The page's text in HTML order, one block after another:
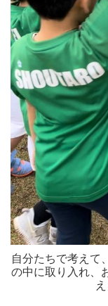
自分たちで考えて
の中に取り入れ、